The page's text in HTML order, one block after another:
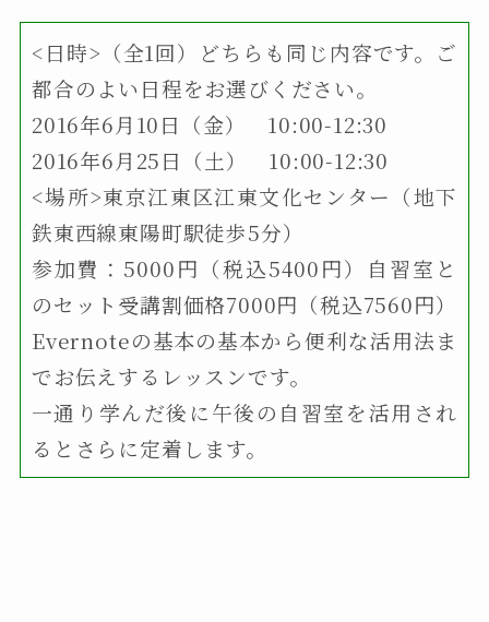
<日時>（全1回）どちらも同じ内容です。ご
都合のよい日程をお選びください。
2016年6月10日（金） 10:00-12:30
2016年6月25日（土） 10:00-12:30
<場所>東京江東区江東文化センター（地下
鉄東西線東陽町駅徒歩5分）
参加費：5000円（税込5400円）自習室と
のセット受講割価格7000円（税込7560円）
Evernoteの基本の基本から便利な活用法ま
でお伝えするレッスンです。
一通り学んだ後に午後の自習室を活用され
るとさらに定着します。